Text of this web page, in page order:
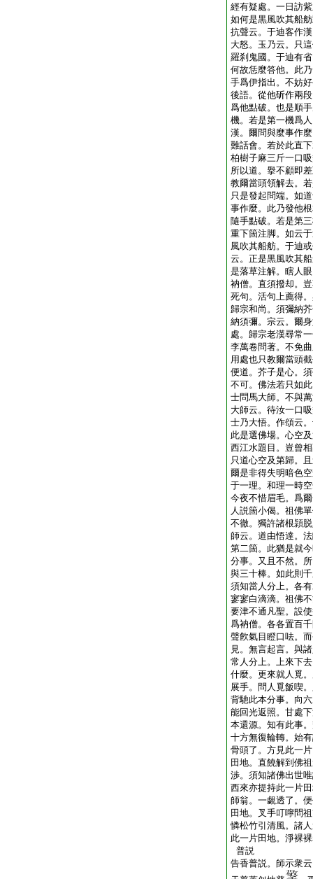
經有疑處。一日訪
如何是黒風吹其船
抗聲云。于迪客作
大怒。玉乃云。只
羅刹鬼國。于迪有
何故恁麼答他。此
手爲伊指出。不妨
後語。從他斫作兩
爲他點破。也是順
機。若是第一機爲
漢。爾問與麼事作
難話會。若於此直
柏樹子麻三斤一口
所以道。擧不顧即
教爾當頭領解去。
只是發起問端。如
事作麼。此乃發他
隨手點破。若是第
重下箇注脚。如云
風吹其船舫。于迪
云。正是黒風吹其
是落草注解。瞎人
衲僧。直須撥却。
死句。活句上薦得
歸宗和尚。須彌納
納須彌。宗云。爾
處。歸宗老漢尋常
李萬卷問著。不免
用處也只教爾當頭
便道。芥子是心。
不可。佛法若只如
士問馬大師。不與
大師云。待汝一口
士乃大悟。作頌云
此是選佛場。心空
西江水題目。豈曾
只道心空及第歸。
爾是非得失明暗色
于一理。和理一時
今夜不惜眉毛。爲
人説箇小偈。祖佛
不徹。獨許諸根頴
師云。道由悟達。
第二箇。此猶是就
分事。又且不然。
與三十棒。如此則
須知當人分上。各
寥寥白滴滴。祖佛
要津不通凡聖。設
爲衲僧。各各置百
聲飮氣目瞪口呿。
見。無言起言。與
常人分上。上來下
什麼。更來就人覓
展手。問人覓飯喫
背馳此本分事。向
能回光返照。甘處
本還源。知有此事
十方無復輪轉。始
骨頭了。方見此一
田地。直饒解到佛
渉。須知諸佛出世
西來亦提持此一片
師翁。一覷透了。
田地。叉手叮嚀問
憐松竹引清風。諸
此一片田地。淨裸
普説
告香普説。師示衆